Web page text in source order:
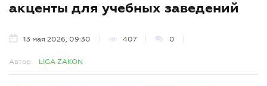
акценты для учебных заведений
13 мая 2026, 09:30 407 0
Автор: LIGA ZAKON